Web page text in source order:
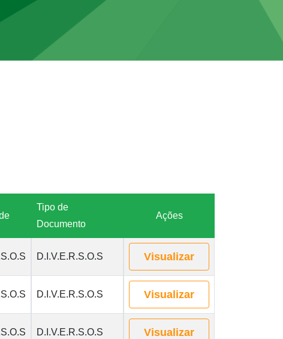
Tipo de
Documento
Ações
D.I.V.E.R.S.O.S Visualizar
D.I.V.E.R.S.O.S Visualizar
D.I.V.E.R.S.O.S Visualizar